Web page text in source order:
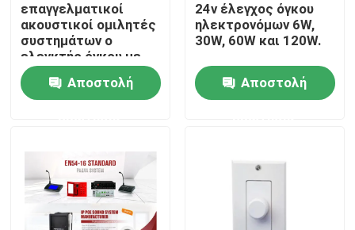
Προϊόντα
επαγγελματικοί
ακουστικοί ομιλητές
συστημάτων ο
ελεγκτής όγκου με
τον ηλεκτρονόμο 24V
Αποστολή
24v έλεγχος όγκου
ηλεκτρονόμων 6W,
30W, 60W και 120W.
Αποστολή